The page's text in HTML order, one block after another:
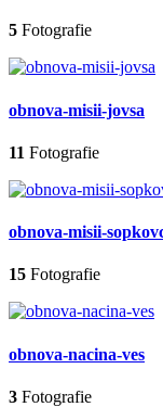
5 Fotografie
obnova-misii-jovsa
11 Fotografie
obnova-misii-
15 Fotografie
obnova-nacina-ves
3 Fotografie